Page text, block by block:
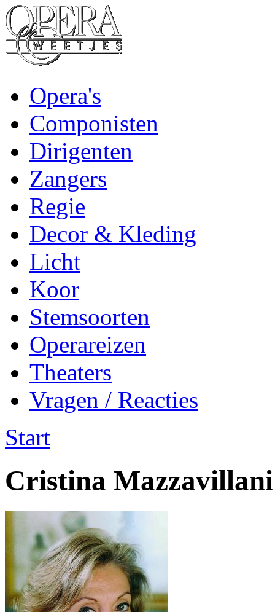
Opera's
Componisten
Dirigenten
Zangers
Regie
Decor & Kleding
Licht
Koor
Stemsoorten
Operareizen
Theaters
Vragen / Reacties
Start
Cristina